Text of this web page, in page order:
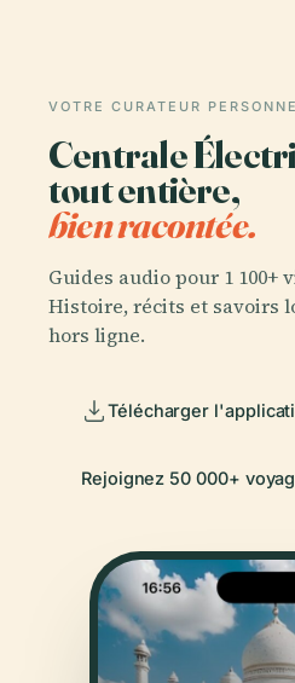
VOTRE CURATEUR
Centrale
tout entière,
bien racontée.
Guides audio pour 1 100+
Histoire, récits et savoirs
hors ligne.
Télécharger
Rejoignez 50 000+